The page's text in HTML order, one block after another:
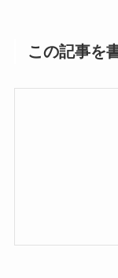
この記事を